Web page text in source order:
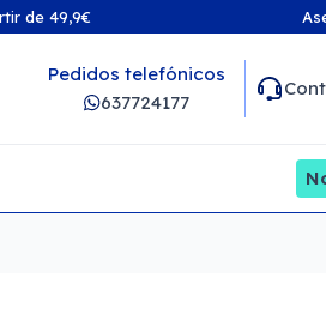
de 49,9€
Pedidos telefónicos
637724177